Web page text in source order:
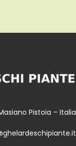
Pistoia – Italia